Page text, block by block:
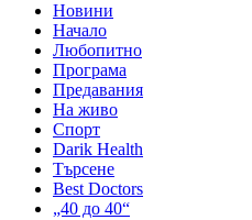
Новини
Начало
Любопитно
Програма
Предавания
На живо
Спорт
Darik Health
Търсене
Best Doctors
„40 до 40“